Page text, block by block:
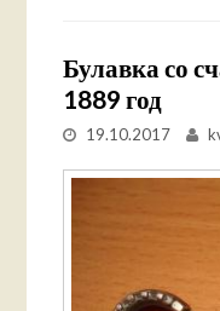
Булавка со
1889 год
19.10.2017